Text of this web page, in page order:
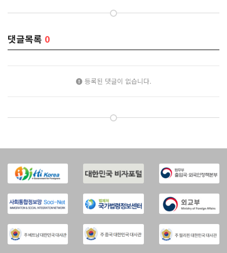
댓글목록 0
등록된 댓글이 없습니다.